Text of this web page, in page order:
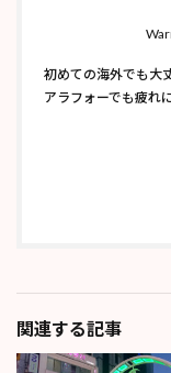
初めての海外でも大
アラフォーでも疲れ
関連する記事